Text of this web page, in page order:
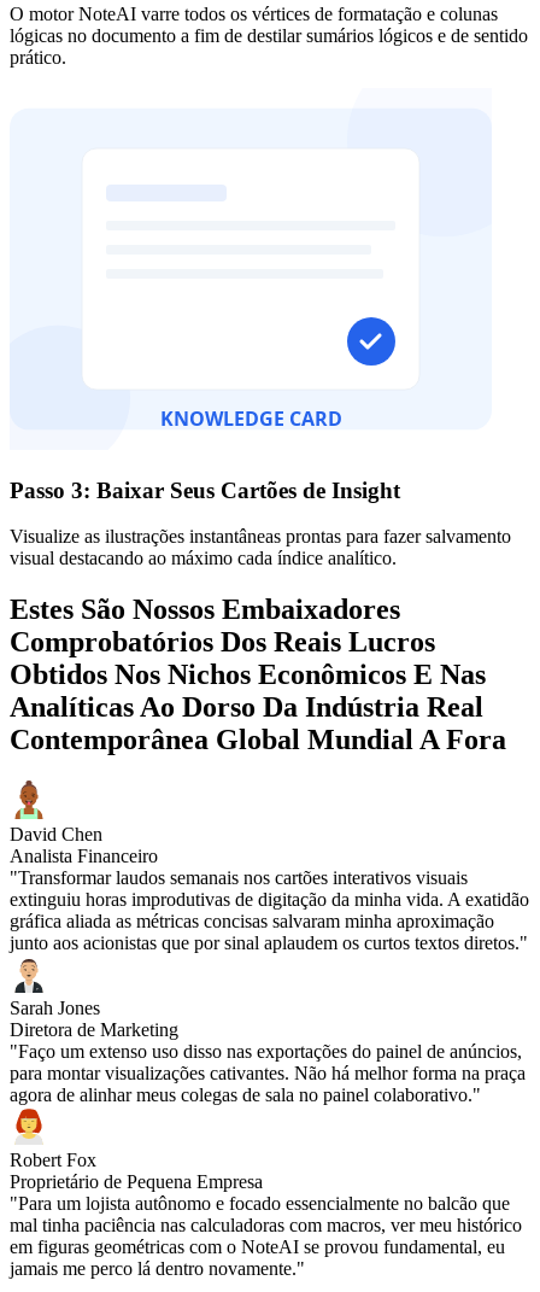
O motor NoteAI varre todos os vértices de formatação e colunas
lógicas no documento a fim de destilar sumários lógicos e de sentido
prático.
Passo 3: Baixar Seus Cartões de Insight
Visualize as ilustrações instantâneas prontas para fazer salvamento
visual destacando ao máximo cada índice analítico.
Estes São Nossos Embaixadores
Comprobatórios Dos Reais Lucros
Obtidos Nos Nichos Econômicos E Nas
Analíticas Ao Dorso Da Indústria Real
Contemporânea Global Mundial A Fora
David Chen
Analista Financeiro
"Transformar laudos semanais nos cartões interativos visuais
extinguiu horas improdutivas de digitação da minha vida. A exatidão
gráfica aliada as métricas concisas salvaram minha aproximação
junto aos acionistas que por sinal aplaudem os curtos textos diretos."
Sarah Jones
Diretora de Marketing
"Faço um extenso uso disso nas exportações do painel de anúncios,
para montar visualizações cativantes. Não há melhor forma na praça
agora de alinhar meus colegas de sala no painel colaborativo."
Robert Fox
Proprietário de Pequena Empresa
"Para um lojista autônomo e focado essencialmente no balcão que
mal tinha paciência nas calculadoras com macros, ver meu histórico
em figuras geométricas com o NoteAI se provou fundamental, eu
jamais me perco lá dentro novamente."